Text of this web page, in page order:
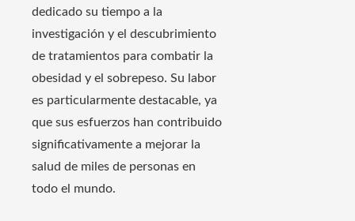
dedicado su tiempo a la
investigación y el descubrimiento
de tratamientos para combatir la
obesidad y el sobrepeso. Su labor
es particularmente destacable, ya
que sus esfuerzos han contribuido
significativamente a mejorar la
salud de miles de personas en
todo el mundo.